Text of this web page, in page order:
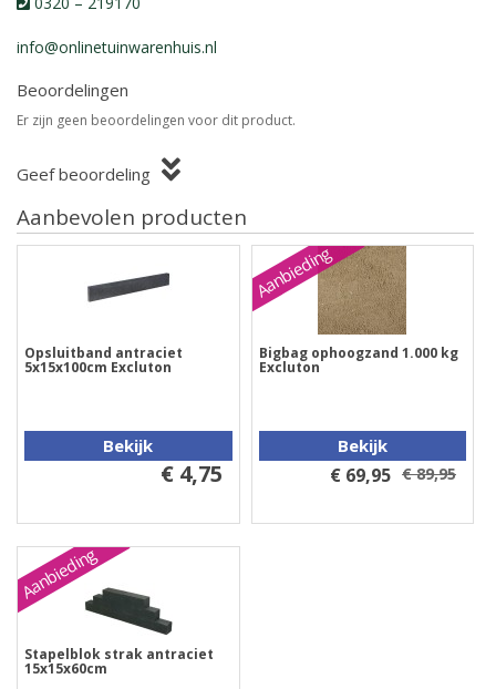
info@onlinetuinwarenhuis.nl
Beoordelingen
Er zijn geen beoordelingen voor dit product.
Geef beoordeling
Aanbevolen producten
Opsluitband antraciet
5x15x100cm Excluton
Bekijk
€ 4,75
Aanbieding
Bigbag ophoogzand 1.000 kg
Excluton
Bekijk
€ 69,95 € 89,95
Aanbieding
Stapelblok strak antraciet
15x15x60cm